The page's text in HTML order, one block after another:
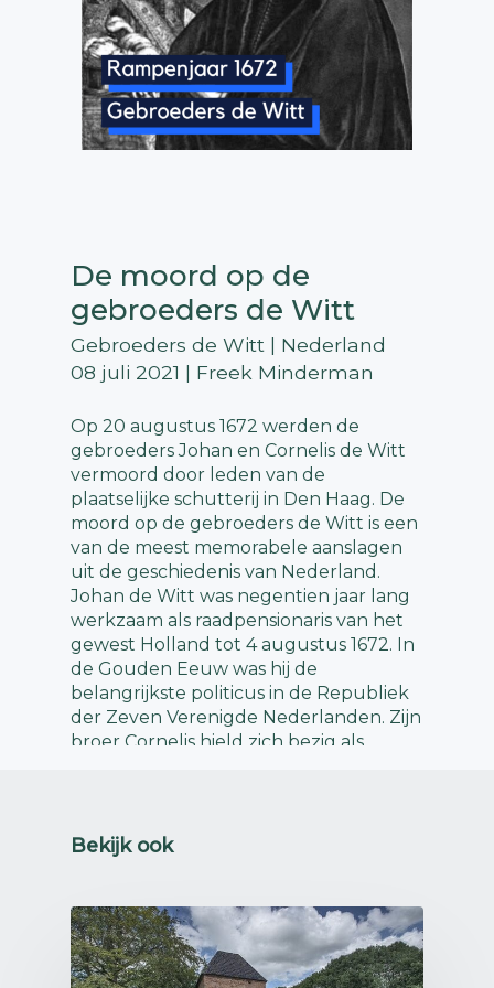
De moord op de
gebroeders de Witt
Gebroeders de Witt | Nederland
08 juli 2021 | Freek Minderman
Op 20 augustus 1672 werden de
gebroeders Johan en Cornelis de Witt
vermoord door leden van de
plaatselijke schutterij in Den Haag. De
moord op de gebroeders de Witt is een
van de meest memorabele aanslagen
uit de geschiedenis van Nederland.
Johan de Witt was negentien jaar lang
werkzaam als raadpensionaris van het
gewest Holland tot 4 augustus 1672. In
de Gouden Eeuw was hij de
belangrijkste politicus in de Republiek
der Zeven Verenigde Nederlanden. Zijn
broer Cornelis hield zich bezig als
Koning Karel || van Engeland de oorlog
op de Republiek. Na de
oorlogsverklaring van Koning Lodewijk
Bekijk ook